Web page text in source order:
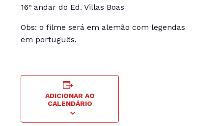
16º andar do Ed. Villas Boas
Obs: o filme será em alemão com legendas
em português.
ADICIONAR AO
CALENDÁRIO